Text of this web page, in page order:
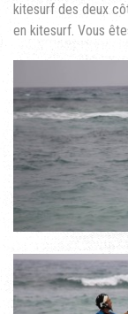
kitesurf des deux
en kitesurf. Vous